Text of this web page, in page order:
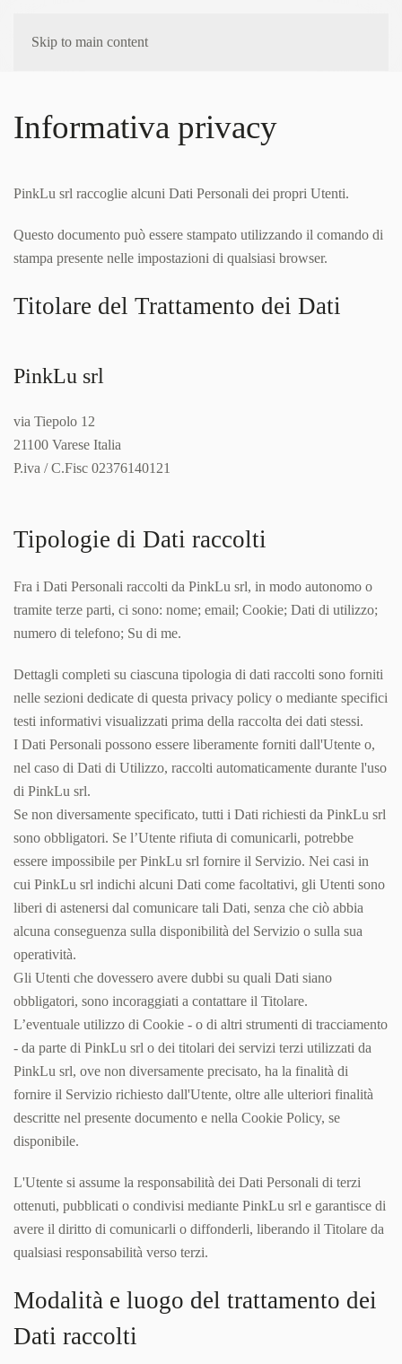
Skip to main content
Informativa privacy
PinkLu srl raccoglie alcuni Dati Personali dei propri Utenti.
Questo documento può essere stampato utilizzando il comando di
stampa presente nelle impostazioni di qualsiasi browser.
Titolare del Trattamento dei Dati
PinkLu srl
via Tiepolo 12
21100 Varese Italia
P.iva / C.Fisc 02376140121
Tipologie di Dati raccolti
Fra i Dati Personali raccolti da PinkLu srl, in modo autonomo o
tramite terze parti, ci sono: nome; email; Cookie; Dati di utilizzo;
numero di telefono; Su di me.
Dettagli completi su ciascuna tipologia di dati raccolti sono forniti
nelle sezioni dedicate di questa privacy policy o mediante specifici
testi informativi visualizzati prima della raccolta dei dati stessi.
I Dati Personali possono essere liberamente forniti dall'Utente o,
nel caso di Dati di Utilizzo, raccolti automaticamente durante l'uso
di PinkLu srl.
Se non diversamente specificato, tutti i Dati richiesti da PinkLu srl
sono obbligatori. Se l’Utente rifiuta di comunicarli, potrebbe
essere impossibile per PinkLu srl fornire il Servizio. Nei casi in
cui PinkLu srl indichi alcuni Dati come facoltativi, gli Utenti sono
liberi di astenersi dal comunicare tali Dati, senza che ciò abbia
alcuna conseguenza sulla disponibilità del Servizio o sulla sua
operatività.
Gli Utenti che dovessero avere dubbi su quali Dati siano
obbligatori, sono incoraggiati a contattare il Titolare.
L’eventuale utilizzo di Cookie - o di altri strumenti di tracciamento
- da parte di PinkLu srl o dei titolari dei servizi terzi utilizzati da
PinkLu srl, ove non diversamente precisato, ha la finalità di
fornire il Servizio richiesto dall'Utente, oltre alle ulteriori finalità
descritte nel presente documento e nella Cookie Policy, se
disponibile.
L'Utente si assume la responsabilità dei Dati Personali di terzi
ottenuti, pubblicati o condivisi mediante PinkLu srl e garantisce di
avere il diritto di comunicarli o diffonderli, liberando il Titolare da
qualsiasi responsabilità verso terzi.
Modalità e luogo del trattamento dei
Dati raccolti